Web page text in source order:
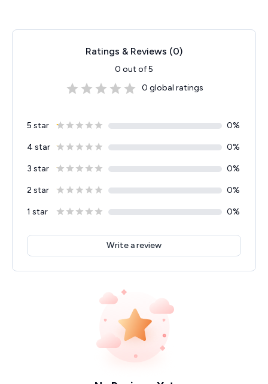
Ratings & Reviews (0)
0 out of 5
0 global ratings
5 star 0%
4 star 0%
3 star 0%
2 star 0%
1 star 0%
Write a review